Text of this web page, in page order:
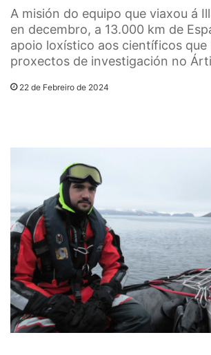
A misión do equipo que viaxou á
en decembro, a 13.000 km de
apoio loxístico aos científicos que
proxectos de investigación no
22 de Febreiro de 2024